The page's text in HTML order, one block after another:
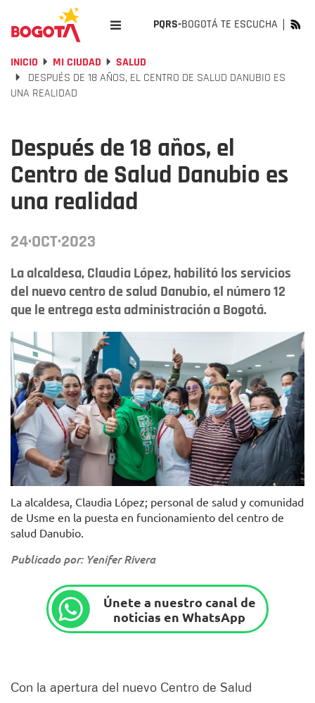
PQRS-BOGOTÁ TE ESCUCHA
INICIO MI CIUDAD
SALUD
DESPUÉS DE 18 AÑOS, EL CENTRO DE SALUD DANUBIO ES
UNA REALIDAD
Después de 18 años, el
Centro de Salud Danubio es
una realidad
24·OCT·2023
La alcaldesa, Claudia López, habilitó los servicios
del nuevo centro de salud Danubio, el número 12
que le entrega esta administración a Bogotá.
Foto: Alcaldía de Bogotá
La alcaldesa, Claudia López; personal de salud y comunidad
de Usme en la puesta en funcionamiento del centro de
salud Danubio.
Publicado por: Yenifer Rivera
Únete a nuestro canal de
noticias en WhatsApp
Con la apertura del nuevo Centro de Salud